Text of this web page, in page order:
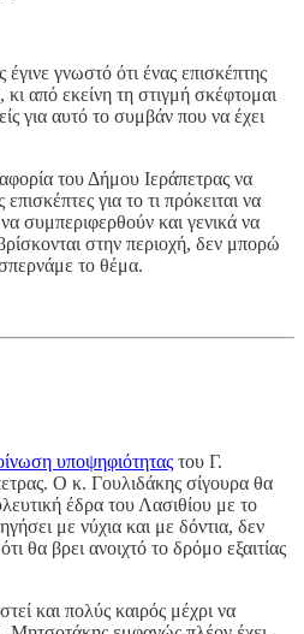
γνωστό ότι ένας επισκέπτης
από εκείνη τη στιγμή σκέφτομαι
για αυτό το συμβάν που να έχει
του Δήμου Ιεράπετρας να
για το τι πρόκειται να
συμπεριφερθούν και γενικά να
στην περιοχή, δεν μπορώ
το θέμα.
υποψηφιότητας του Γ.
Ο κ. Γουλιδάκης σίγουρα θα
έδρα του Λασιθίου με το
με νύχια και με δόντια, δεν
θα βρει ανοιχτό το δρόμο εξαιτίας
και πολύς καιρός μέχρι να